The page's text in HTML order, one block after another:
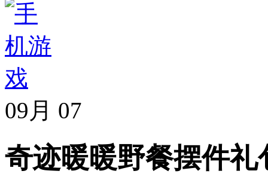
09月 07
奇迹暖暖野餐摆件